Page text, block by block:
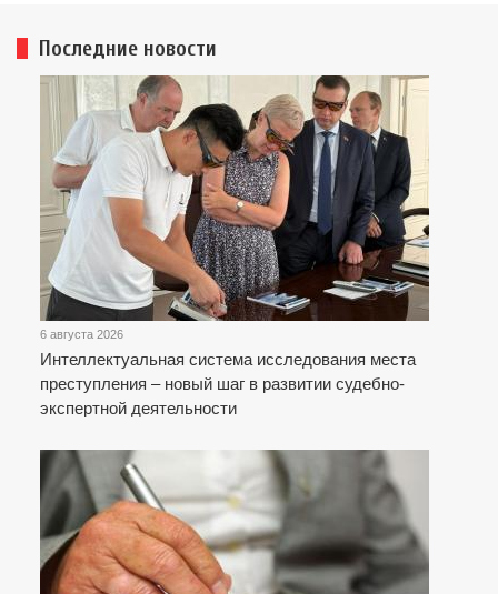
Последние новости
6 августа 2026
Интеллектуальная система исследования места
преступления – новый шаг в развитии судебно-
экспертной деятельности